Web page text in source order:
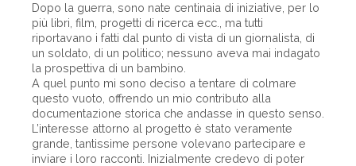
Dopo la guerra, sono nate centinaia di iniziative, per lo
più libri, film, progetti di ricerca ecc., ma tutti
riportavano i fatti dal punto di vista di un giornalista, di
un soldato, di un politico; nessuno aveva mai indagato
la prospettiva di un bambino.
A quel punto mi sono deciso a tentare di colmare
questo vuoto, offrendo un mio contributo alla
documentazione storica che andasse in questo senso.
L’interesse attorno al progetto è stato veramente
grande, tantissime persone volevano partecipare e
inviare i loro racconti. Inizialmente credevo di poter